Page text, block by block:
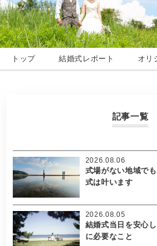
トップ 結婚式レポート オリ
記事一覧
式場がない地域で
式は叶います
2026.08.06
結婚式当日を安心
に必要なこと
2026.08.05